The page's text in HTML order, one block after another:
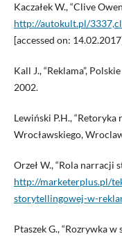
Kaczałek W., “Clive
http://autokult.pl/
[accessed on:
Kall J., “Reklama”,
2002.
Lewiński P.H.,
Wrocławskiego,
Orzeł W., “Rola narracji
http://marketerplus.pl/
storytellingowej-w-
Ptaszek G., “Rozrywka